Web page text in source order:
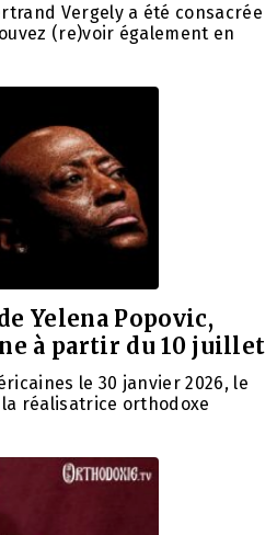
Vergely a été consacrée
(re)voir également en
Yelena Popovic,
à partir du 10 juillet
le 30 janvier 2026, le
réalisatrice orthodoxe